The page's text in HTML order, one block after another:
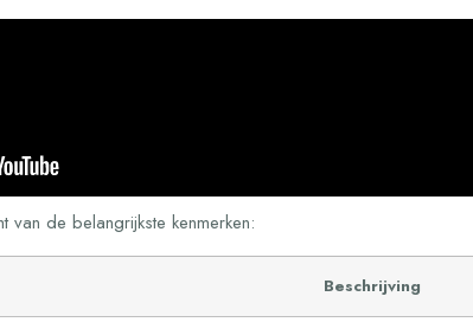
de belangrijkste kenmerken:
Beschrijving